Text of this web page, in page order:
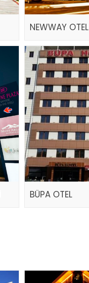
NEWWAY OTEL
BÜPA OTEL